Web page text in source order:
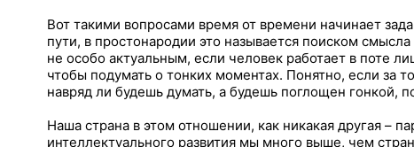
Вот такими вопросами время от времени начинает
пути, в простонародии это называется поиском
не особо актуальным, если человек работает в поте
чтобы подумать о тонких моментах. Понятно, если за
навряд ли будешь думать, а будешь поглощен гонкой,
Наша страна в этом отношении, как никакая другая –
интеллектуального развития мы много выше, чем